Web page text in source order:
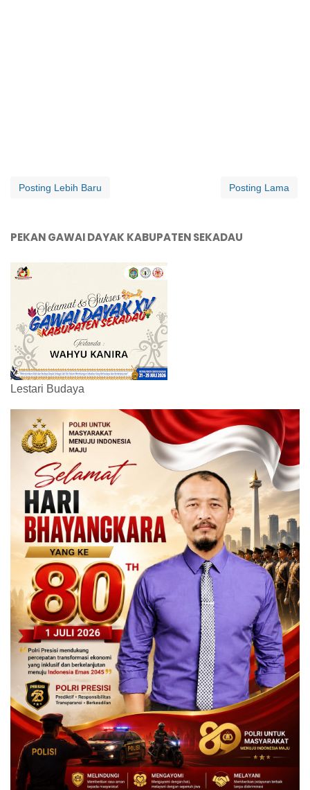
Posting Lebih Baru Posting Lama
PEKAN GAWAI DAYAK KABUPATEN SEKADAU
Lestari Budaya